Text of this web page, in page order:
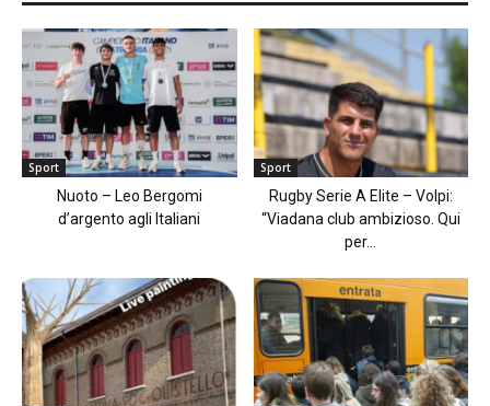
Sport
Nuoto – Leo Bergomi
d’argento agli Italiani
Sport
Rugby Serie A Elite – Volpi:
“Viadana club ambizioso. Qui
per...